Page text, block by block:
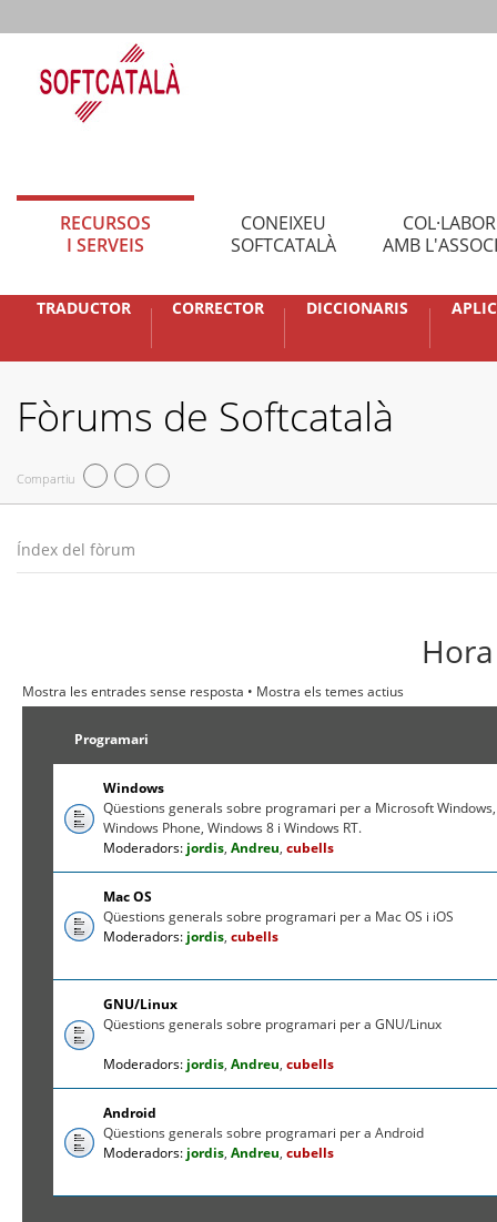
RECURSOS
I SERVEIS
CONEIXEU
SOFTCATALÀ
AMB
TRADUCTOR CORRECTOR DICCIONARIS
Fòrums de Softcatalà
Compartiu
Índex del fòrum
Mostra les entrades sense resposta • Mostra els temes actius
Programari
Windows
Qüestions generals sobre programari per a Microsoft Windows,
Windows Phone, Windows 8 i Windows RT.
Moderadors: jordis,Andreu,cubells
Mac OS
Qüestions generals sobre programari per a Mac OS i iOS
Moderadors: jordis,cubells
GNU/Linux
Qüestions generals sobre programari per a GNU/Linux
Moderadors: jordis,Andreu,cubells
Android
Qüestions generals sobre programari per a Android
Moderadors: jordis,Andreu,cubells